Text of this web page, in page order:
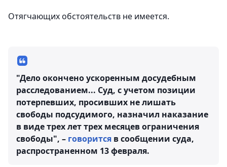
Отягчающих обстоятельств не имеется.
"Дело окончено ускоренным досудебным
расследованием... Суд, с учетом позиции
потерпевших, просивших не лишать
свободы подсудимого, назначил наказание
в виде трех лет трех месяцев ограничения
свободы", – говорится в сообщении суда,
распространенном 13 февраля.